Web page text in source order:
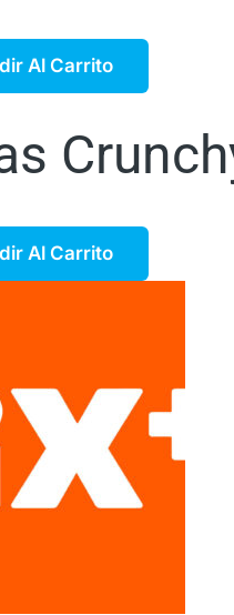
Al Carrito
Al Carrito